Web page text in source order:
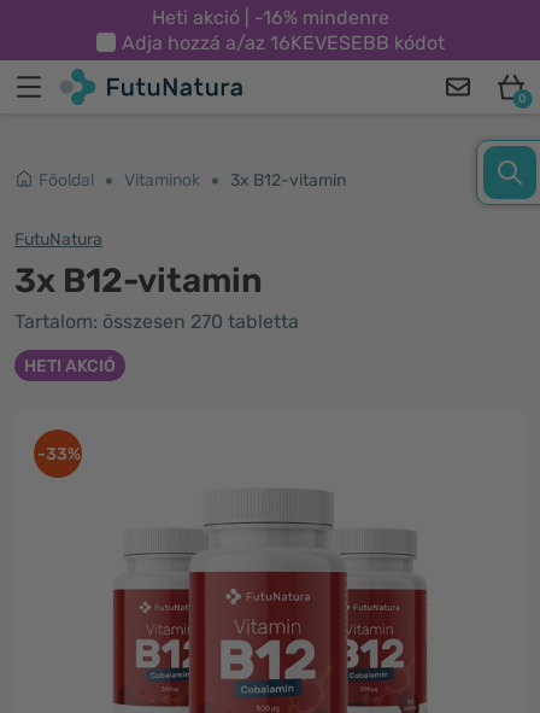
Heti akció | -16% mindenre
Adja hozzá a/az 16KEVESEBB kódot
0
Főoldal Vitaminok 3x B12-vitamin
FutuNatura
3x B12-vitamin
Tartalom: összesen 270 tabletta
HETI AKCIÓ
-33%